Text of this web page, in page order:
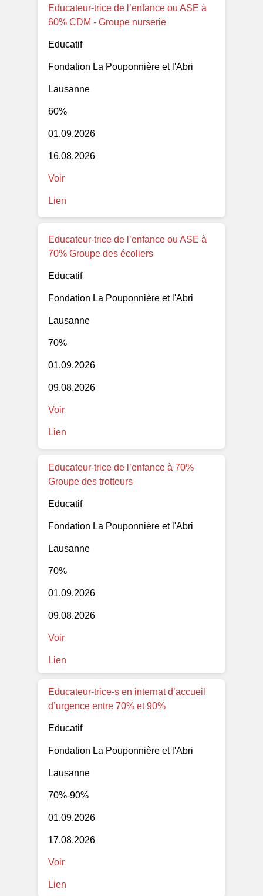
Educateur-trice de l’enfance ou ASE à
60% CDM - Groupe nurserie
Educatif
Fondation La Pouponnière et l'Abri
Lausanne
60%
01.09.2026
16.08.2026
Voir
Lien
Educateur-trice de l’enfance ou ASE à
70% Groupe des écoliers
Educatif
Fondation La Pouponnière et l'Abri
Lausanne
70%
01.09.2026
09.08.2026
Voir
Lien
Educateur-trice de l’enfance à 70%
Groupe des trotteurs
Educatif
Fondation La Pouponnière et l'Abri
Lausanne
70%
01.09.2026
09.08.2026
Voir
Lien
Educateur-trice-s en internat d’accueil
d’urgence entre 70% et 90%
Educatif
Fondation La Pouponnière et l'Abri
Lausanne
70%-90%
01.09.2026
17.08.2026
Voir
Lien